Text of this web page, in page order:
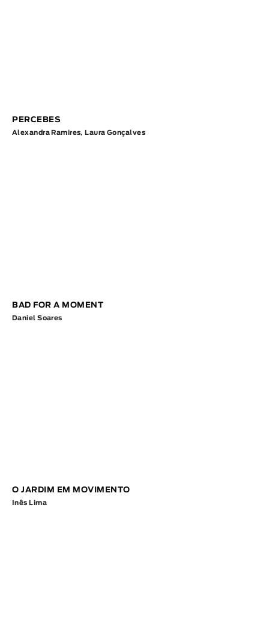
PERCEBES
Alexandra Ramires, Laura Gonçalves
BAD FOR A MOMENT
Daniel Soares
O JARDIM EM MOVIMENTO
Inês Lima